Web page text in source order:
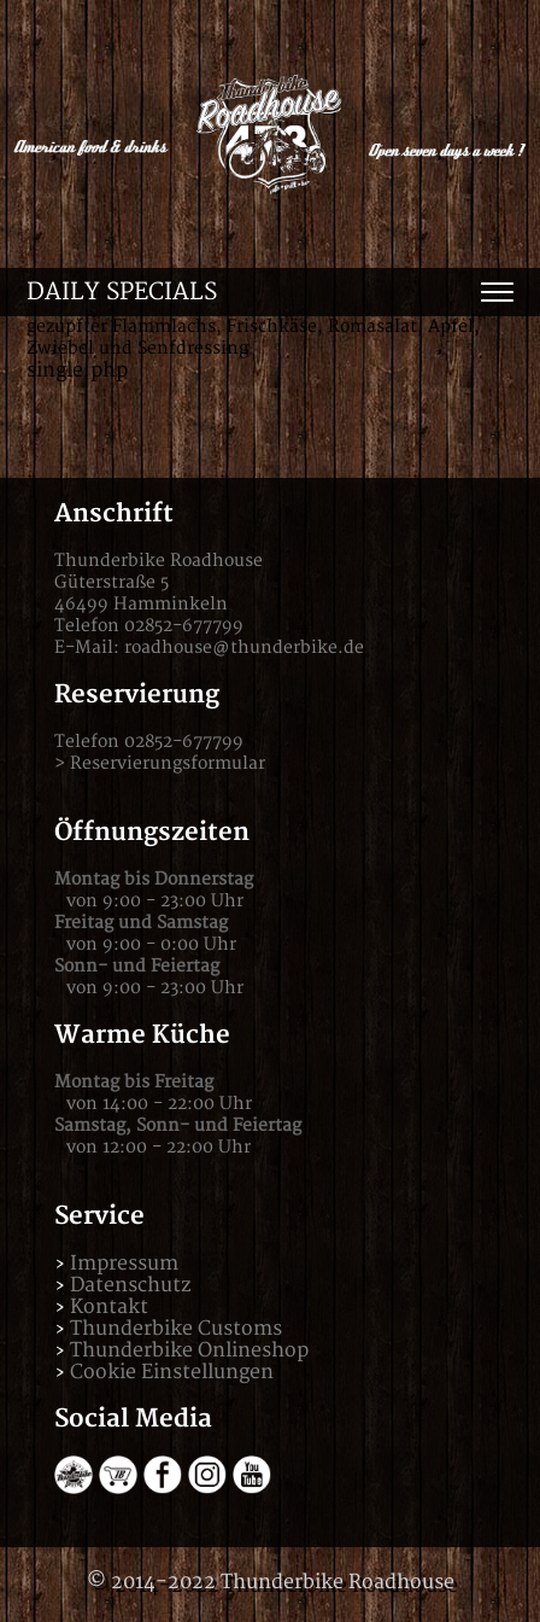
DAILY SPECIALS
gezupfter Flammlachs, Frischkäse, Romasalat, Apfel,
Zwiebel und Senfdressing
single.php
Anschrift
Thunderbike Roadhouse
Güterstraße 5
46499 Hamminkeln
Telefon 02852-677799
E-Mail: roadhouse@thunderbike.de
Reservierung
Telefon 02852-677799
> Reservierungsformular
Öffnungszeiten
Montag bis Donnerstag
von 9:00 - 23:00 Uhr
Freitag und Samstag
von 9:00 - 0:00 Uhr
Sonn- und Feiertag
von 9:00 - 23:00 Uhr
Warme Küche
Montag bis Freitag
von 14:00 - 22:00 Uhr
Samstag, Sonn- und Feiertag
von 12:00 - 22:00 Uhr
Service
Impressum
Datenschutz
Kontakt
Thunderbike Customs
Thunderbike Onlineshop
Cookie Einstellungen
Social Media
© 2014-2022 Thunderbike Roadhouse